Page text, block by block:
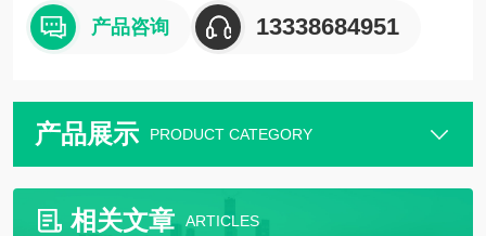
产品咨询 13338684951
产品展示 PRODUCT CATEGORY
相关文章 ARTICLES